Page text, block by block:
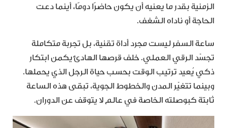
الزمنية بقدر ما يعنيه أن يكون حاضرًا دومًا، أينما دعت
الحاجة أو ناداه الشغف.
ساعة السفر ليست مجرد أداة تقنية، بل تجربة متكاملة
تجسّد الرقي العملي. خلف قرصها الهادئ يكمن ابتكار
ذكي يُعيد ترتيب الوقت بحسب حياة الرجل الذي يحملها.
وبينما تتغيّر المدن والخطوط الجوية، تبقى هذه الساعة
ثابتة كبوصلته الخاصة في عالم لا يتوقف عن الدوران.